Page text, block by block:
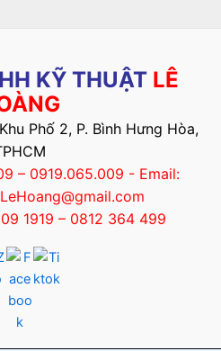
KỸ THUẬT LÊ
Phố 2, P. Bình Hưng Hòa,
– 0919.065.009 - Email:
1919 – 0812 364 499